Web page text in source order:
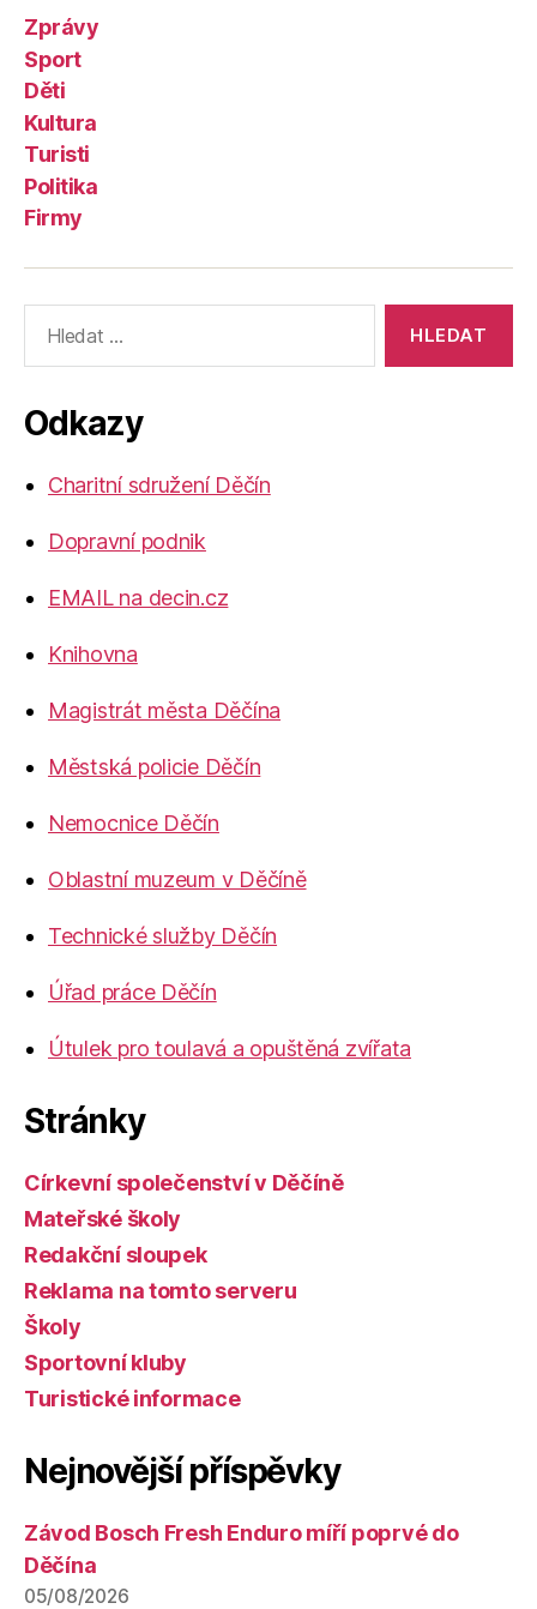
Zprávy
Sport
Děti
Kultura
Turisti
Politika
Firmy
vyhledávání:
Odkazy
Charitní sdružení Děčín
Dopravní podnik
EMAIL na decin.cz
Knihovna
Magistrát města Děčína
Městská policie Děčín
Nemocnice Děčín
Oblastní muzeum v Děčíně
Technické služby Děčín
Úřad práce Děčín
Útulek pro toulavá a opuštěná zvířata
Stránky
Církevní společenství v Děčíně
Mateřské školy
Redakční sloupek
Reklama na tomto serveru
Školy
Sportovní kluby
Turistické informace
Nejnovější příspěvky
Závod Bosch Fresh Enduro míří poprvé do
Děčína
05/08/2026